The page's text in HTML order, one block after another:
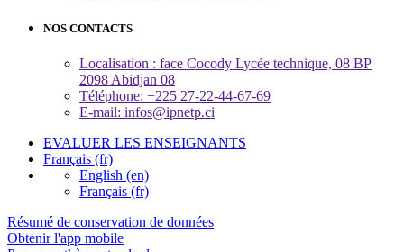
NOS CONTACTS
Localisation : face Cocody Lycée technique, 08 BP
2098 Abidjan 08
Téléphone: +225 27-22-44-67-69
E-mail: infos@ipnetp.ci
EVALUER LES ENSEIGNANTS
Français ‎(fr)‎
English ‎(en)‎
Français ‎(fr)‎
Résumé de conservation de données
Obtenir l'app mobile